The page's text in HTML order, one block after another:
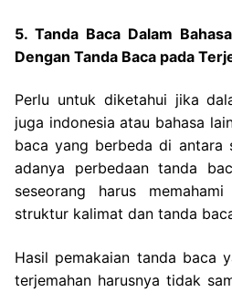
5. Tanda Baca Dalam
Dengan Tanda Baca pada
Perlu untuk diketahui jika
juga indonesia atau bahasa
baca yang berbeda di antara
adanya perbedaan tanda
seseorang harus
struktur kalimat dan tanda
Hasil pemakaian tanda baca
terjemahan harusnya tidak